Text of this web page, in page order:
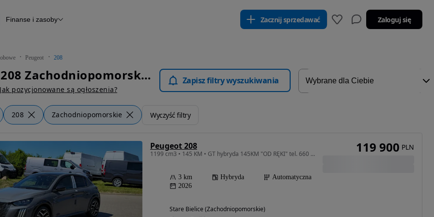
Raport z inspekcji
Otomoto News
Finanse i zasoby Zacznij sprzedawać Zaloguj się
Peugeot 208
Peugeot 208 Zachodniopomorskie - Samochody Osobowe
Jak pozycjonowane są ogłoszenia?
Zapisz filtry wyszukiwania
208 Zachodniopomorskie Wyczyść filtry
Peugeot 208
1199 cm3 • 145 KM • GT hybryda 145KM "OD RĘKI" tel. 660 017 628 Marcin Szewczyk
3 km Hybryda
Automatyczna
2026
Stare Bielice (Zachodniopomorskie)
119 900 PLN